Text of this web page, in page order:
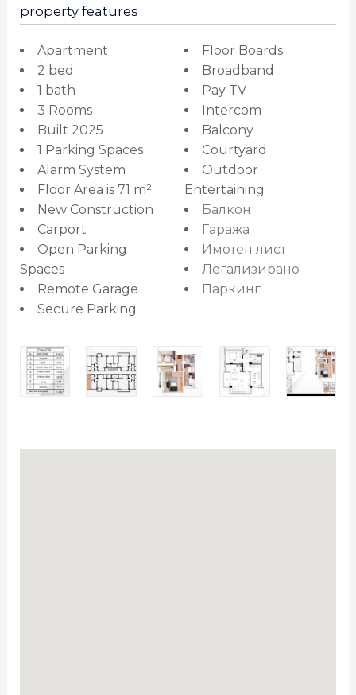
property features
Apartment
2 bed
1 bath
3 Rooms
Built 2025
1 Parking Spaces
Alarm System
Floor Area is 71 m²
New Construction
Carport
Open Parking
Spaces
Remote Garage
Secure Parking
Floor Boards
Broadband
Pay TV
Intercom
Balcony
Courtyard
Outdoor
Entertaining
Балкон
Гаража
Имотен лист
Легализирано
Паркинг